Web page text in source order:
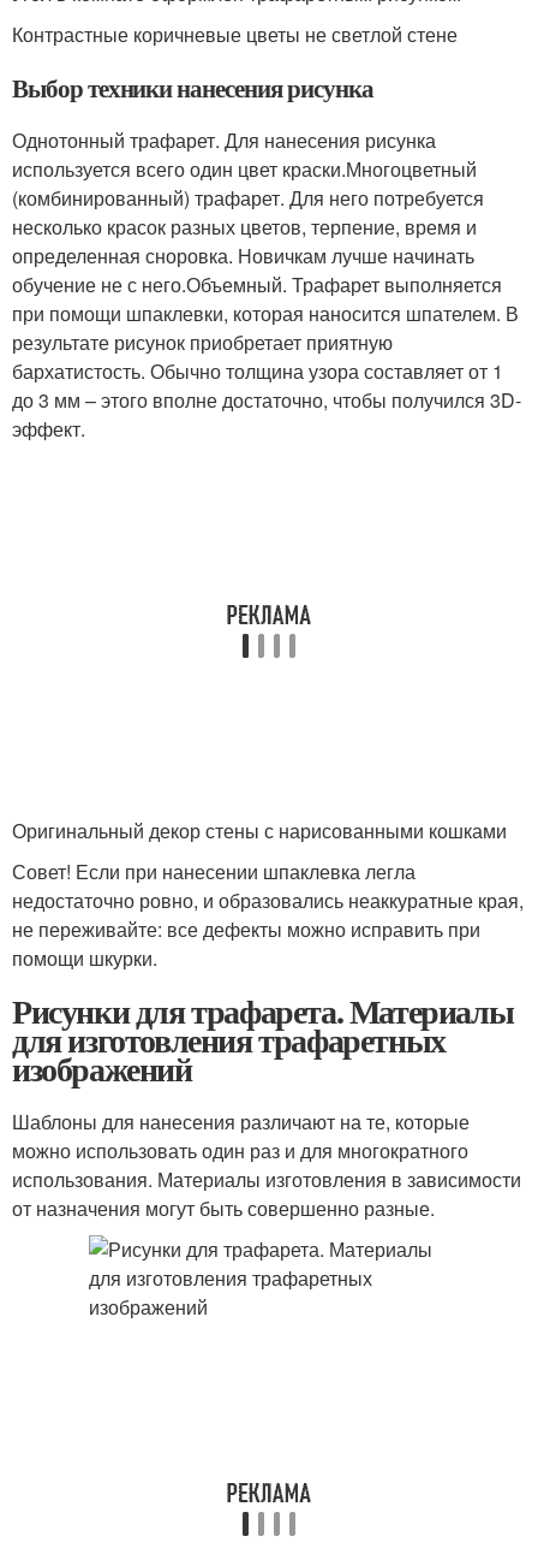
Контрастные коричневые цветы не светлой стене
Выбор техники нанесения рисунка
Однотонный трафарет. Для нанесения рисунка
используется всего один цвет краски.Многоцветный
(комбинированный) трафарет. Для него потребуется
несколько красок разных цветов, терпение, время и
определенная сноровка. Новичкам лучше начинать
обучение не с него.Объемный. Трафарет выполняется
при помощи шпаклевки, которая наносится шпателем. В
результате рисунок приобретает приятную
бархатистость. Обычно толщина узора составляет от 1
до 3 мм – этого вполне достаточно, чтобы получился 3D-
эффект.
Оригинальный декор стены с нарисованными кошками
Совет! Если при нанесении шпаклевка легла
недостаточно ровно, и образовались неаккуратные края,
не переживайте: все дефекты можно исправить при
помощи шкурки.
Рисунки для трафарета. Материалы
для изготовления трафаретных
изображений
Шаблоны для нанесения различают на те, которые
можно использовать один раз и для многократного
использования. Материалы изготовления в зависимости
от назначения могут быть совершенно разные.